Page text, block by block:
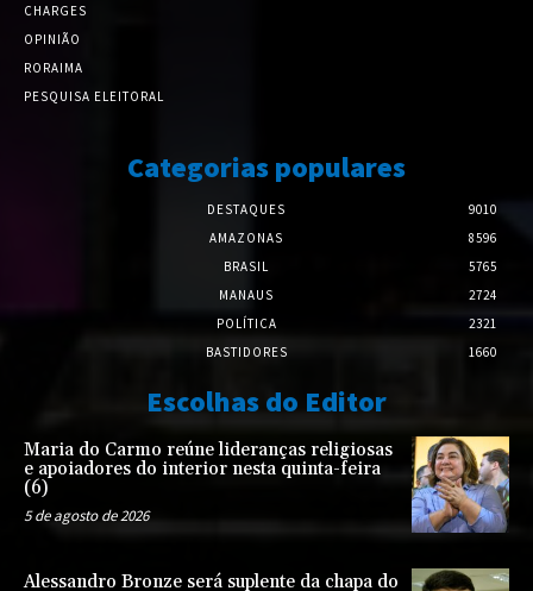
CHARGES
OPINIÃO
RORAIMA
PESQUISA ELEITORAL
Categorias populares
DESTAQUES
9010
AMAZONAS
8596
BRASIL
5765
MANAUS
2724
POLÍTICA
2321
BASTIDORES
1660
Escolhas do Editor
Maria do Carmo reúne lideranças religiosas
e apoiadores do interior nesta quinta-feira
(6)
5 de agosto de 2026
Alessandro Bronze será suplente da chapa do